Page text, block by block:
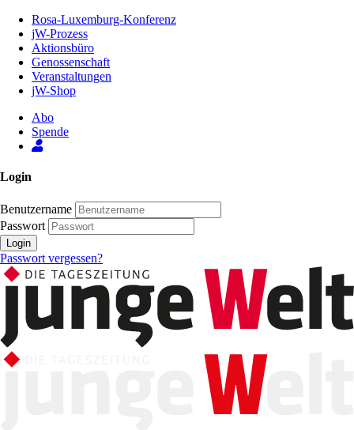
Inhalt
Seite
Rosa-Luxemburg-Konferenz
jW-Prozess
Aktionsbüro
Genossenschaft
Veranstaltungen
jW-Shop
Abo
Spende
Login
Benutzername
Passwort
Login
Passwort vergessen?